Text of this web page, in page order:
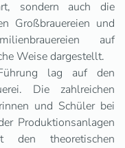
sondern auch die
Großbrauereien und
auf
Weise dargestellt.
lag auf den
Die zahlreichen
und Schüler bei
Produktionsanlagen
den theoretischen